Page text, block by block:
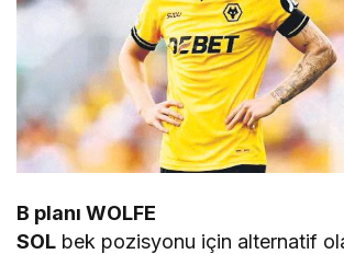
B planı WOLFE
SOL bek pozisyonu için alternatif